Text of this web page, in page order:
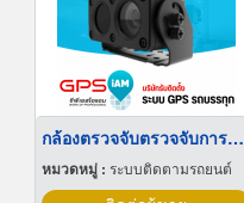
กล้องตรวจจับตรวจจับการหลับใน
หมวดหมู่ : ระบบติดตามรถยนต์